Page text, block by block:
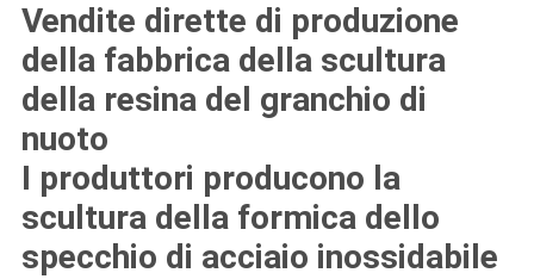
Vendite dirette di produzione
della fabbrica della scultura
della resina del granchio di
nuoto
I produttori producono la
scultura della formica dello
specchio di acciaio inossidabile